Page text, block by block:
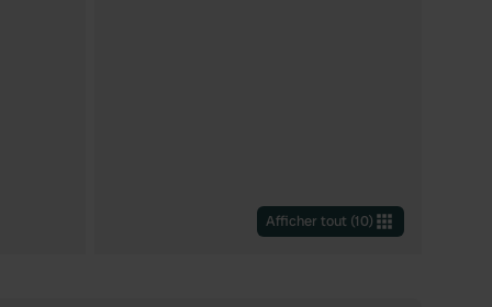
Afficher tout (10)